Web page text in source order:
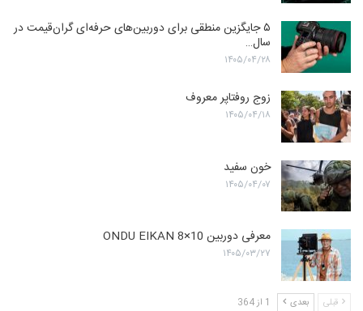
۵ جایگزین منطقی برای دوربین‌های حرفه‌ای گران‌قیمت در
سال…
۱۴۰۵/۰۴/۲۸
زوج روفتاپر معروف
۱۴۰۵/۰۴/۱۸
خون سفید
۱۴۰۵/۰۴/۰۷
معرفی دوربین ONDU EIKAN 8×10
۱۴۰۵/۰۳/۲۷
قبلی بعدی 1 از 364